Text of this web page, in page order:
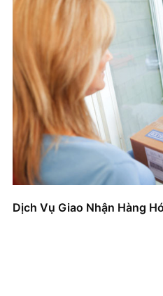
Dịch Vụ Giao Nhận Hàng